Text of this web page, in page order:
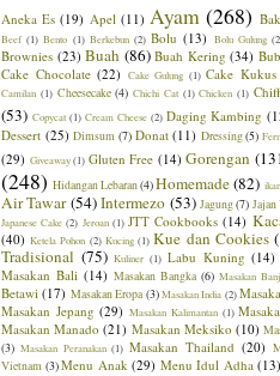
Aneka Es (19) Apel (11) Ayam (268)
Beef (1) Bento (1) Berkebun (2) Bolu (13) Bolu Gulung
Brownies (23) Buah (86) Buah Kering (34)
Cake Chocolate (22) Cake Gulung (1) Cake Kukus
Camilan (1) Cheesecake (4) Chichi Cat (1) Chicken (1)
(53) Copycat (1) Cream Cheese (2) Daging Kambing
Dessert (25) Dimsum (7) Donat (11) Dressing (5)
(29) Giveaway (1) Gluten Free (14) Gorengan
(248) Hidangan Lebaran(4)Homemade(82) ikan
Air Tawar (54)Intermezo (53) Jagung(7) Jajan
Japanese Cake (2) Jeroan (1) JTT Cookbooks (14)
(40) Ketela Pohon (2) Kucing (1) Kue dan Cookies
Tradisional (75) Kuliner (1) Labu Kuning (14)
Masakan Bali (14) Masakan Bangka (6) Masakan
Betawi (17) Masakan Eropa (3) Masakan India (2)
Masakan Jepang (29) Masakan Kalimantan (1)
Masakan Manado (21) Masakan Meksiko (10)
(3) Masakan Peranakan (1) Masakan Thailand (20)
Vietnam (3)Menu Anak (29) Menu Idul Adha (13)